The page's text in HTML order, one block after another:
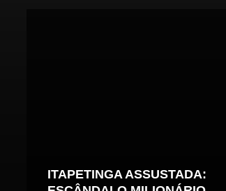
ITAPETINGA ASSUSTADA: